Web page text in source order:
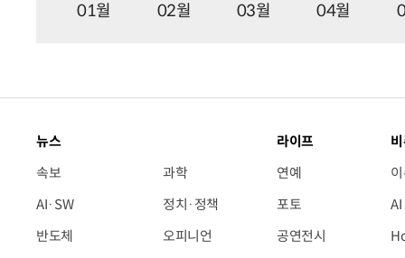
01월 02월 03월 04월
뉴스
속보
AI·SW
반도체
과학
정치·정책
오피니언
라이프
연예
포토
공연전시